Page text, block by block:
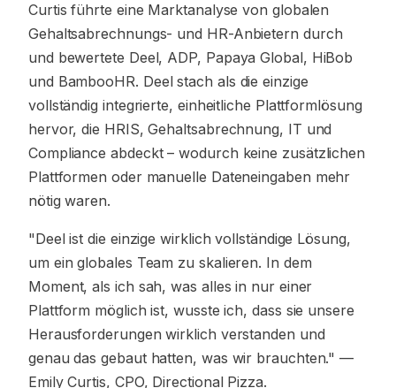
Curtis führte eine Marktanalyse von globalen
Gehaltsabrechnungs- und HR-Anbietern durch
und bewertete Deel, ADP, Papaya Global, HiBob
und BambooHR. Deel stach als die einzige
vollständig integrierte, einheitliche Plattformlösung
hervor, die HRIS, Gehaltsabrechnung, IT und
Compliance abdeckt – wodurch keine zusätzlichen
Plattformen oder manuelle Dateneingaben mehr
nötig waren.
"Deel ist die einzige wirklich vollständige Lösung,
um ein globales Team zu skalieren. In dem
Moment, als ich sah, was alles in nur einer
Plattform möglich ist, wusste ich, dass sie unsere
Herausforderungen wirklich verstanden und
genau das gebaut hatten, was wir brauchten." —
Emily Curtis, CPO, Directional Pizza.